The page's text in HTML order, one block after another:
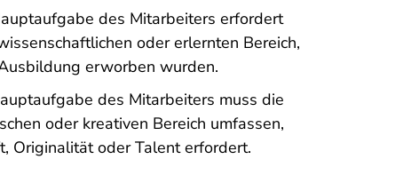
des Mitarbeiters erfordert
oder erlernten Bereich,
erworben wurden.
des Mitarbeiters muss die
oder kreativen Bereich umfassen,
Originalität oder Talent erfordert.